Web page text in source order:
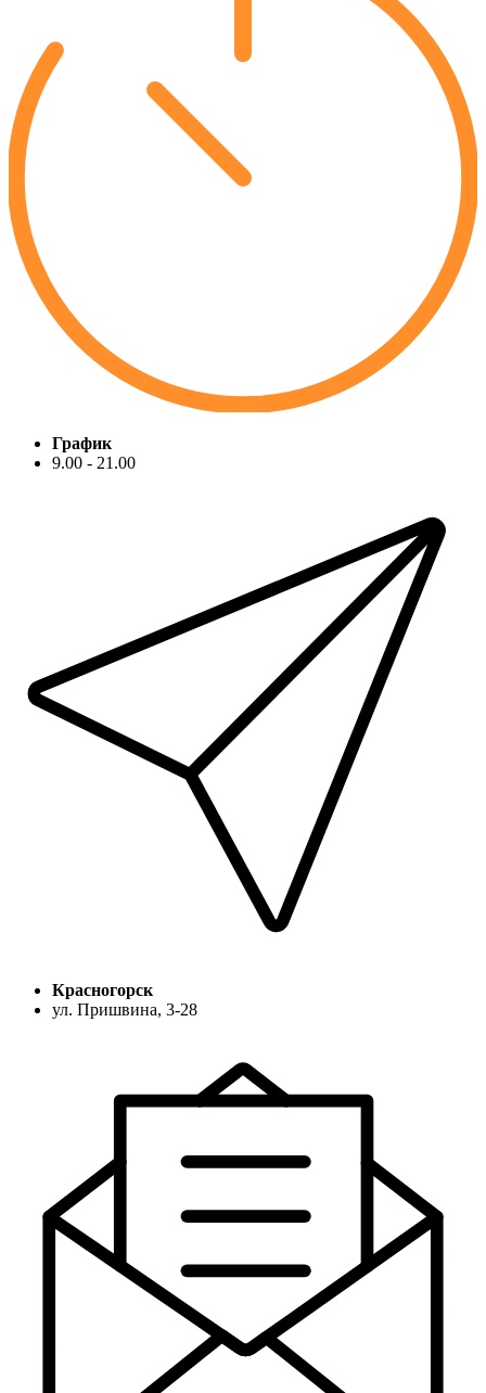
График
9.00 - 21.00
Красногорск
ул. Пришвина, 3-28